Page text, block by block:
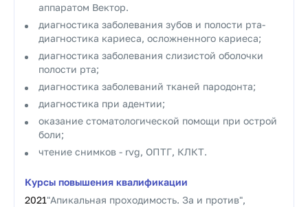
аппаратом Вектор.
диагностика заболевания зубов и полости рта-
диагностика кариеса, осложненного кариеса;
диагностика заболевания слизистой оболочки
полости рта;
диагностика заболеваний тканей пародонта;
диагностика при адентии;
оказание стоматологической помощи при острой
боли;
чтение снимков - rvg, ОПТГ, КЛКТ.
Курсы повышения квалификации
2021"Апикальная проходимость. За и против",